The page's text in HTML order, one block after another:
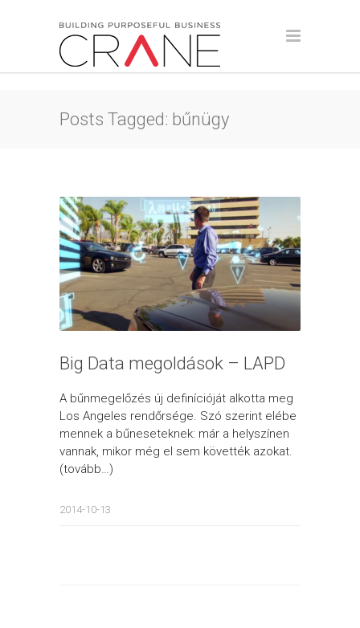
Posts Tagged: bűnügy
Big Data megoldások – LAPD
A bűnmegelőzés új definícióját alkotta meg
Los Angeles rendőrsége. Szó szerint elébe
mennek a bűneseteknek: már a helyszínen
vannak, mikor még el sem követték azokat.
(tovább…)
2014-10-13